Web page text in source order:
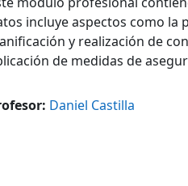
incluye aspectos como la
y realización de
de medidas de
Daniel Castilla